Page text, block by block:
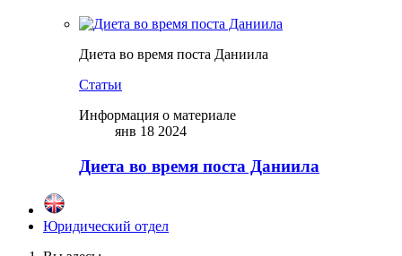
Диета во время поста Даниила
Статьи
Информация о материале
янв 18 2024
Диета во время поста Даниила
Юридический отдел